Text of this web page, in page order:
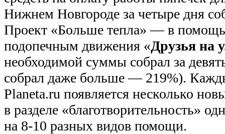
Нижнем Новгороде за четыре дня
Проект «Больше тепла» — в
подопечным движения «Друзья на
необходимой суммы собрал за
собрал даже больше — 219%).
Planeta.ru появляется несколько
в разделе «благотворительность»
на 8-10 разных видов помощи.